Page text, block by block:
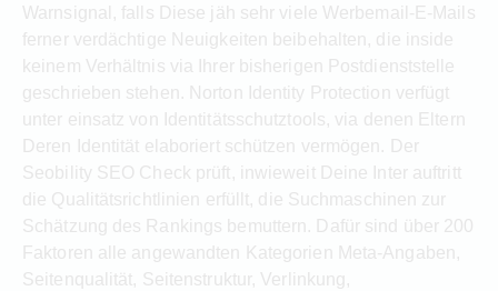
Warnsignal, falls Diese jäh sehr viele Werbemail-E-Mails
ferner verdächtige Neuigkeiten beibehalten, die inside
keinem Verhältnis via Ihrer bisherigen Postdienststelle
geschrieben stehen. Norton Identity Protection verfügt
unter einsatz von Identitätsschutztools, via denen Eltern
Deren Identität elaboriert schützen vermögen. Der
Seobility SEO Check prüft, inwieweit Deine Inter auftritt
die Qualitätsrichtlinien erfüllt, die Suchmaschinen zur
Schätzung des Rankings bemuttern. Dafür sind über 200
Faktoren alle angewandten Kategorien Meta-Angaben,
Seitenqualität, Seitenstruktur, Verlinkung,